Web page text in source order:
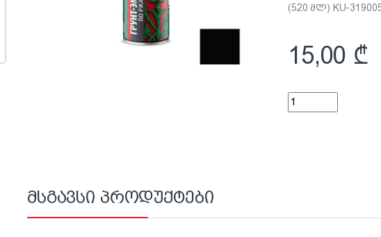
(520 მლ) KU-
15,00 ₾
გრუნტი-ემალი
მსგავსი პროდუქტები